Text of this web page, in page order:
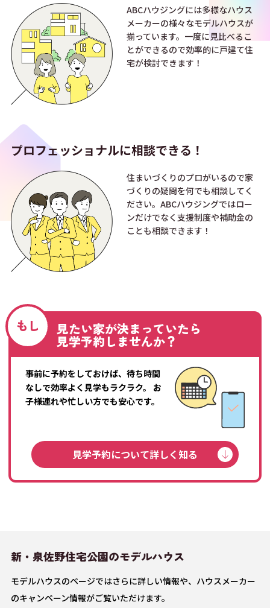
ABCハウジングには多様なハウス
メーカーの様々なモデルハウスが
揃っています。一度に見比べるこ
とができるので効率的に戸建て住
宅が検討できます！
プロフェッショナルに相談できる！
住まいづくりのプロがいるので家
づくりの疑問を何でも相談してく
ださい。ABCハウジングではロー
ンだけでなく支援制度や補助金の
ことも相談できます！
もし 見たい家が決まっていたら
見学予約しませんか？
事前に予約をしておけば、待ち時間
なしで効率よく見学もラクラク。
お
子様連れや忙しい方でも安心です。
見学予約について詳しく知る
新・泉佐野住宅公園のモデルハウス
モデルハウスのページではさらに詳しい情報や、ハウスメーカー
のキャンペーン情報がご覧いただけます。